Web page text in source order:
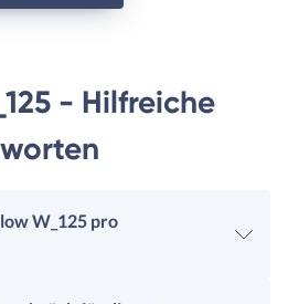
- Hilfreiche
W_125 pro